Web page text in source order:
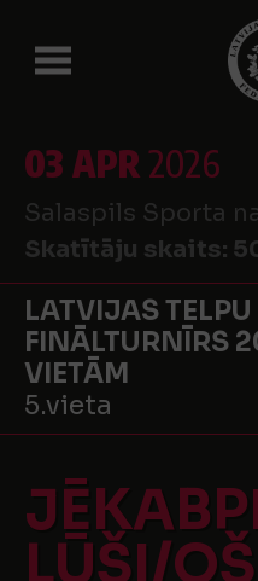
03 APR2026
Salaspils Sporta
Skatītāju skaits:
LATVIJAS
FINĀLTURNĪRS
VIETĀM
5.vieta
LŪŠI/